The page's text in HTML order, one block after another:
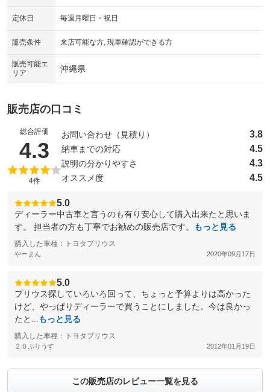
定休日 毎週月曜日・祝日
販売条件 来店可能な方, 現車確認ができる方
販売可能エ
リア
沖縄県
販売店の口コミ
総合評価
4.3 （5点満点中）
4件
お問い合わせ（見積り） 3.8
納車までの対応 4.5
説明の分かりやすさ 4.3
オススメ度 4.5
5.0
ディーラー中古車と言うのも有り安心して購入出来たと思いま
す。 担当者の方も丁寧でお勧めの販売店です。
もっと見る
購入した車種：トヨタプリウス
やーまん 2020年09月17日
5.0
プリウス探していろいろ回って、ちょっと予算よりは高かった
けど、やっぱりディーラーで買うことにしました。今は良かっ
たと...
もっと見る
購入した車種：トヨタプリウス
２０ぷりうす 2012年01月19日
この販売店のレビュー一覧を見る